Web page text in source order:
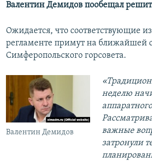
Валентин Демидов пообещал
Ожидается, что соответствующие
регламенте примут на ближайшей
Симферопольского горсовета.
Валентин Демидов
неделю
важные
затронули